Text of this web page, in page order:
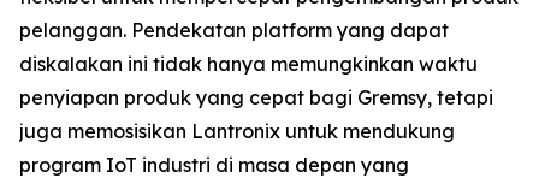
pelanggan. Pendekatan platform yang dapat
diskalakan ini tidak hanya memungkinkan waktu
penyiapan produk yang cepat bagi Gremsy, tetapi
juga memosisikan Lantronix untuk mendukung
program IoT industri di masa depan yang